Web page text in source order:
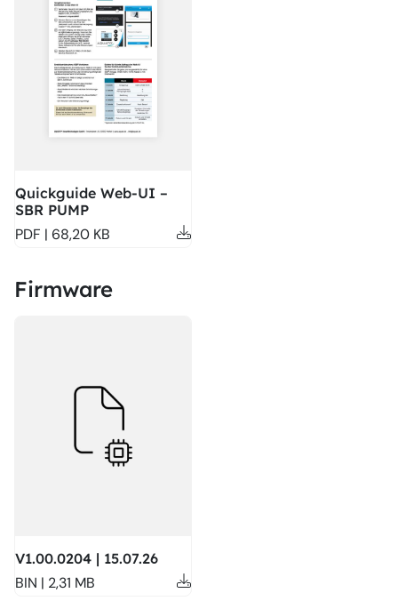
Quickguide Web-UI –
SBR PUMP
PDF | 68,20 KB
Firmware
V1.00.0204 | 15.07.26
BIN | 2,31 MB